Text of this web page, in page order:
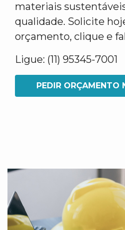
materiais
qualidade. Solicite
orçamento, clique e
Ligue: (11) 95345-7001
PEDIR ORÇAMENTO